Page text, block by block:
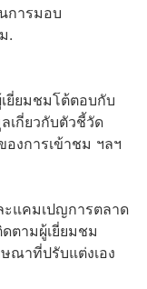
การมอบ
.
ยี่ยมชมโต้ตอบกับ
เกี่ยวกับตัวชี้วัด
งการเข้าชม ฯลฯ
แคมเปญการตลาด
ตามผู้เยี่ยมชม
ณาที่ปรับแต่งเอง